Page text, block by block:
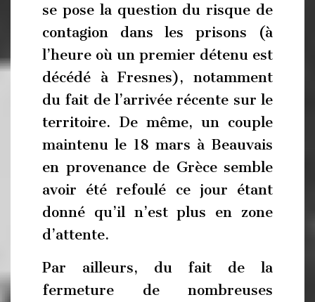
se pose la question du risque de
contagion dans les prisons (à
l’heure où un premier détenu est
décédé à Fresnes), notamment
du fait de l’arrivée récente sur le
territoire. De même, un couple
maintenu le 18 mars à Beauvais
en provenance de Grèce semble
avoir été refoulé ce jour étant
donné qu’il n’est plus en zone
d’attente.
Par ailleurs, du fait de la
fermeture de nombreuses